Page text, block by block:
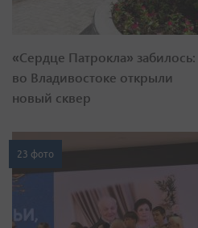
«Сердце Патрокла» забилось:
во Владивостоке открыли
новый сквер
23 фото